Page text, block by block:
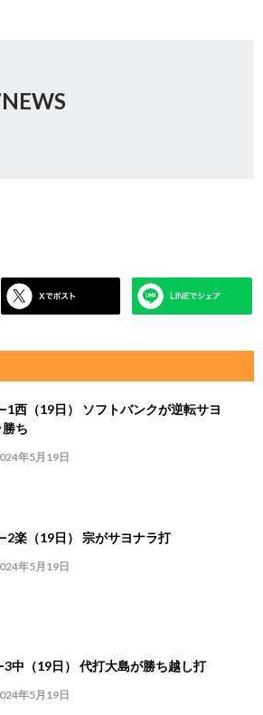
西（19日） ソフトバンクが逆転サヨ
ち
年5月19日
楽（19日） 宗がサヨナラ打
年5月19日
中（19日） 代打大島が勝ち越し打
年5月19日